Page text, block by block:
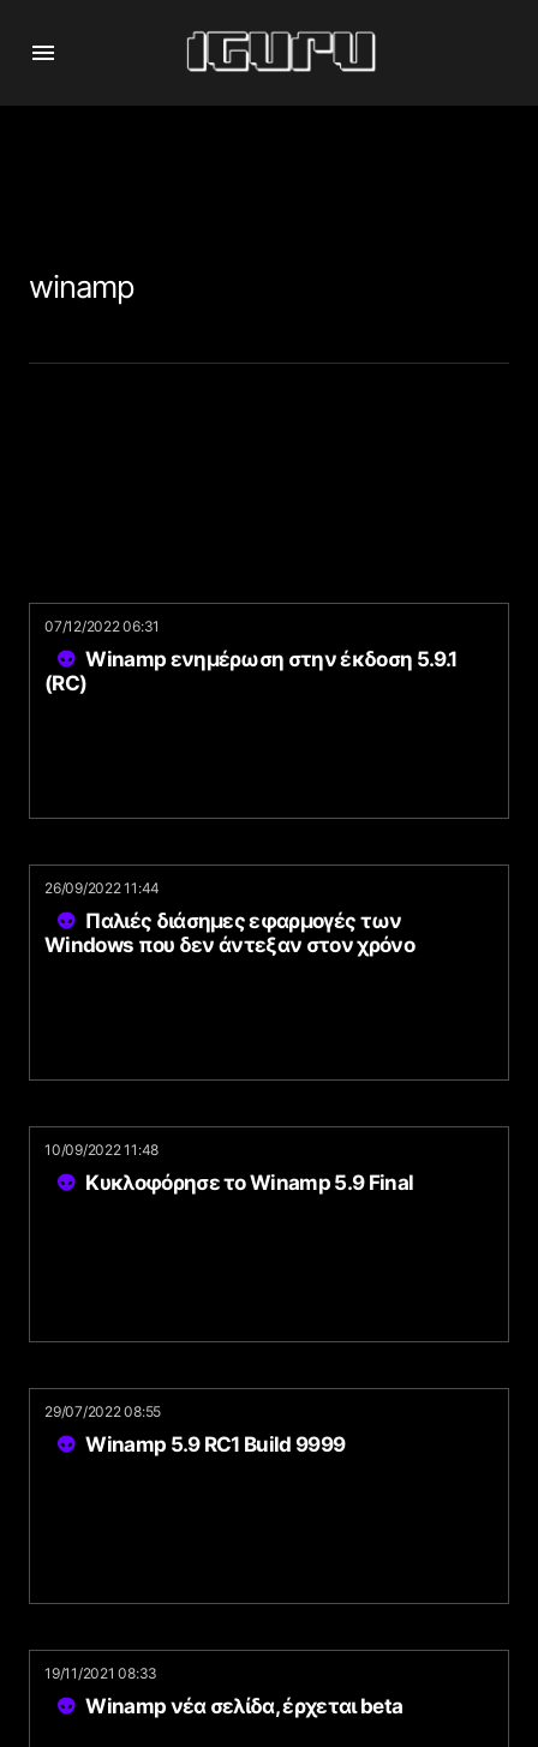
winamp
07/12/2022 06:31
Winamp ενημέρωση στην έκδοση 5.9.1
(RC)
26/09/2022 11:44
Παλιές διάσημες εφαρμογές των
Windows που δεν άντεξαν στον χρόνο
10/09/2022 11:48
Κυκλοφόρησε το Winamp 5.9 Final
29/07/2022 08:55
Winamp 5.9 RC1 Build 9999
19/11/2021 08:33
Winamp νέα σελίδα, έρχεται beta